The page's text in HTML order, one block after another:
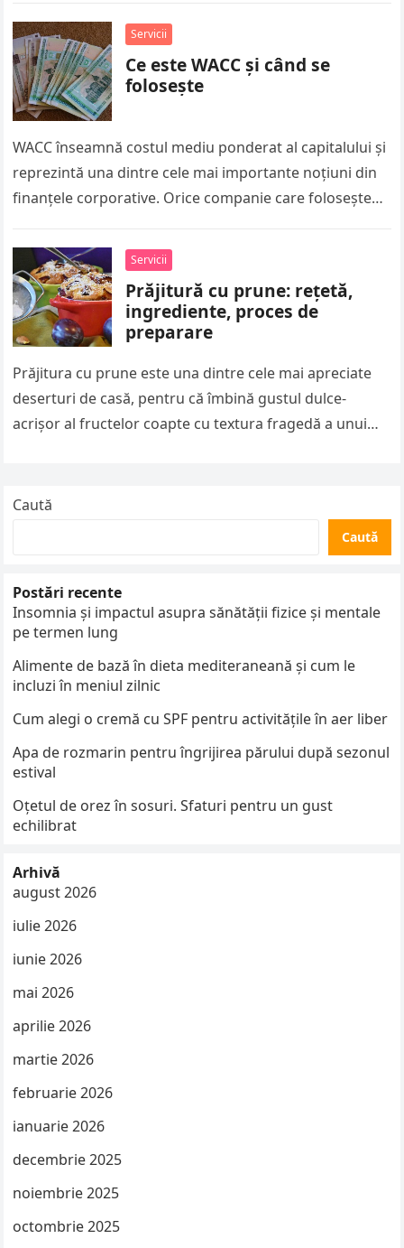
Servicii
Ce este WACC și când se
folosește
WACC înseamnă costul mediu ponderat al capitalului și
reprezintă una dintre cele mai importante noțiuni din
finanțele corporative. Orice companie care folosește
Servicii
Prăjitură cu prune: rețetă,
ingrediente, proces de
preparare
Prăjitura cu prune este una dintre cele mai apreciate
deserturi de casă, pentru că îmbină gustul dulce-
acrișor al fructelor coapte cu textura fragedă a unui
Caută
Caută
Postări recente
Insomnia și impactul asupra sănătății fizice și mentale
pe termen lung
Alimente de bază în dieta mediteraneană și cum le
incluzi în meniul zilnic
Cum alegi o cremă cu SPF pentru activitățile în aer liber
Apa de rozmarin pentru îngrijirea părului după sezonul
estival
Oțetul de orez în sosuri. Sfaturi pentru un gust
echilibrat
Arhivă
august 2026
iulie 2026
iunie 2026
mai 2026
aprilie 2026
martie 2026
februarie 2026
ianuarie 2026
decembrie 2025
noiembrie 2025
octombrie 2025